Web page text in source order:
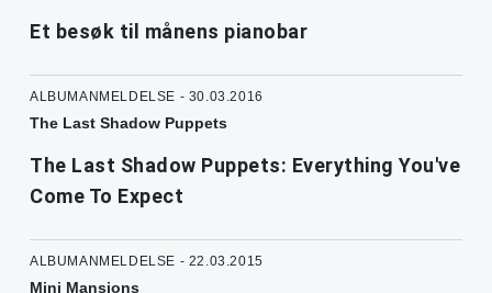
Et besøk til månens pianobar
ALBUMANMELDELSE - 30.03.2016
The Last Shadow Puppets
The Last Shadow Puppets: Everything You've
Come To Expect
ALBUMANMELDELSE - 22.03.2015
Mini Mansions